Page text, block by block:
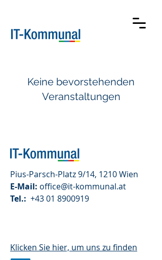
Keine bevorstehenden
Veranstaltungen
Pius-Parsch-Platz 9/14, 1210 Wien
E-Mail: office@it-kommunal.at
Tel.: +43 01 8900919
Klicken Sie hier, um uns zu finden